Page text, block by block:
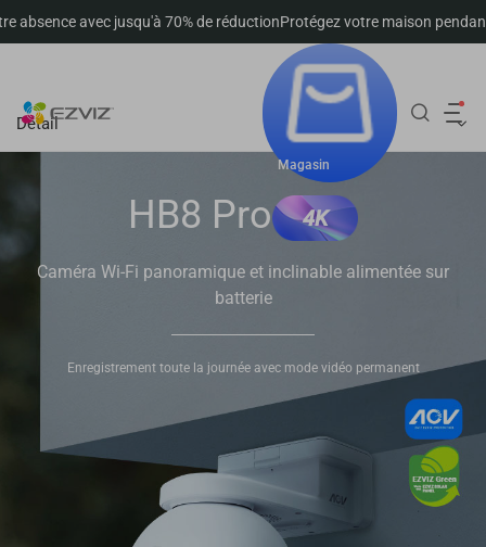
jusqu'à 70% de réductionProtégez votre maison pendant votre
Magasin
Détail
HB8 Pro 4K
Caméra Wi-Fi panoramique et inclinable alimentée sur
batterie
Enregistrement toute la journée avec mode vidéo permanent